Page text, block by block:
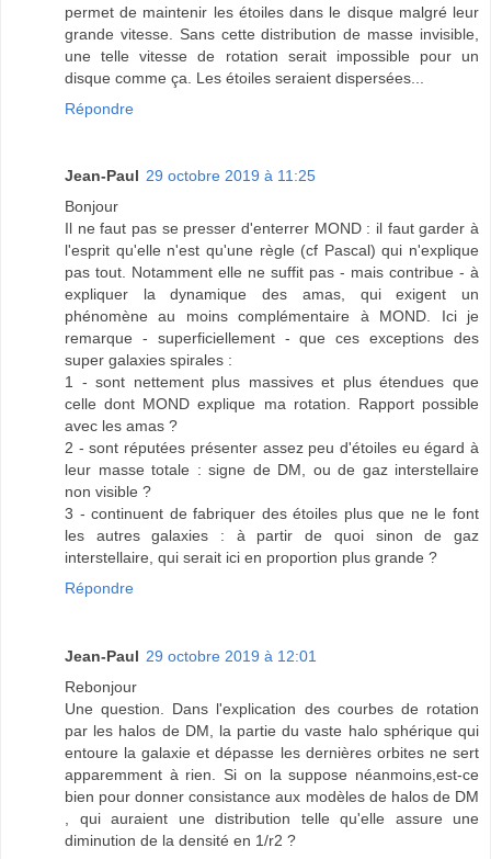
permet de maintenir les étoiles dans le disque malgré leur
grande vitesse. Sans cette distribution de masse invisible,
une telle vitesse de rotation serait impossible pour un
disque comme ça. Les étoiles seraient dispersées...
Répondre
Jean-Paul 29 octobre 2019 à 11:25
Bonjour
Il ne faut pas se presser d'enterrer MOND : il faut garder à
l'esprit qu'elle n'est qu'une règle (cf Pascal) qui n'explique
pas tout. Notamment elle ne suffit pas - mais contribue - à
expliquer la dynamique des amas, qui exigent un
phénomène au moins complémentaire à MOND. Ici je
remarque - superficiellement - que ces exceptions des
super galaxies spirales :
1 - sont nettement plus massives et plus étendues que
celle dont MOND explique ma rotation. Rapport possible
avec les amas ?
2 - sont réputées présenter assez peu d'étoiles eu égard à
leur masse totale : signe de DM, ou de gaz interstellaire
non visible ?
3 - continuent de fabriquer des étoiles plus que ne le font
les autres galaxies : à partir de quoi sinon de gaz
interstellaire, qui serait ici en proportion plus grande ?
Répondre
Jean-Paul 29 octobre 2019 à 12:01
Rebonjour
Une question. Dans l'explication des courbes de rotation
par les halos de DM, la partie du vaste halo sphérique qui
entoure la galaxie et dépasse les dernières orbites ne sert
apparemment à rien. Si on la suppose néanmoins,est-ce
bien pour donner consistance aux modèles de halos de DM
, qui auraient une distribution telle qu'elle assure une
diminution de la densité en 1/r2 ?